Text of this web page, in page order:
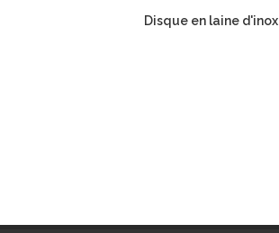
Disque en laine d'inox